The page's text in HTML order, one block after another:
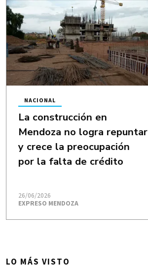
La construcción en
Mendoza no logra repuntar
y crece la preocupación
por la falta de crédito
EXPRESO MENDOZA
NACIONAL
26/06/2026
LO MÁS VISTO